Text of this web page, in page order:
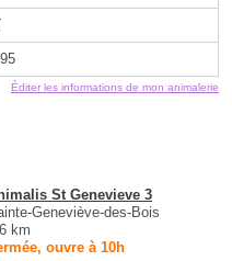
Éditer les informations de mon animalerie
St Genevieve 3
Geneviève-des-Bois
km
ouvre à 10h